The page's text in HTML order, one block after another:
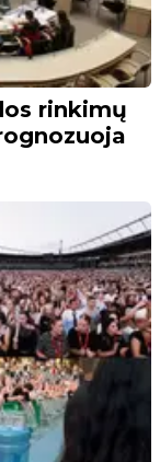
rinkimų